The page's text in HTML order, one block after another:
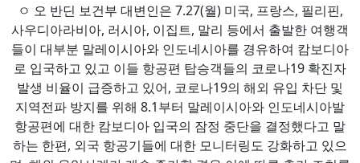
ㅇ 오 반딘 보건부 대변인은 7.27(월) 미국, 프랑스, 필리핀,
사우디아라비아, 러시아, 이집트, 말리 등에서 출발한 여행객
들이 대부분 말레이시아와 인도네시아를 경유하여 캄보디아
로 입국하고 있고 이들 항공편 탑승객들의 코로나19 확진자
발생 비율이 급증하고 있어, 코로나19의 해외 유입 차단 및
지역전파 방지를 위해 8.1부터 말레이시아와 인도네시아발
항공편에 대한 캄보디아 입국의 잠정 중단을 결정했다고 말
하는 한편, 외국 항공기들에 대한 모니터링도 강화하고 있으